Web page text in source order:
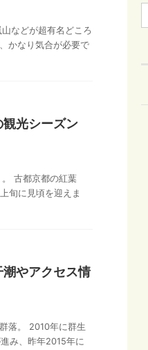
などが超有名どころ
かなり気合が必要で
光シーズン
古都京都の紅葉
旬に見頃を迎えま
やアクセス情
落。 2010年に群生
み、昨年2015年に